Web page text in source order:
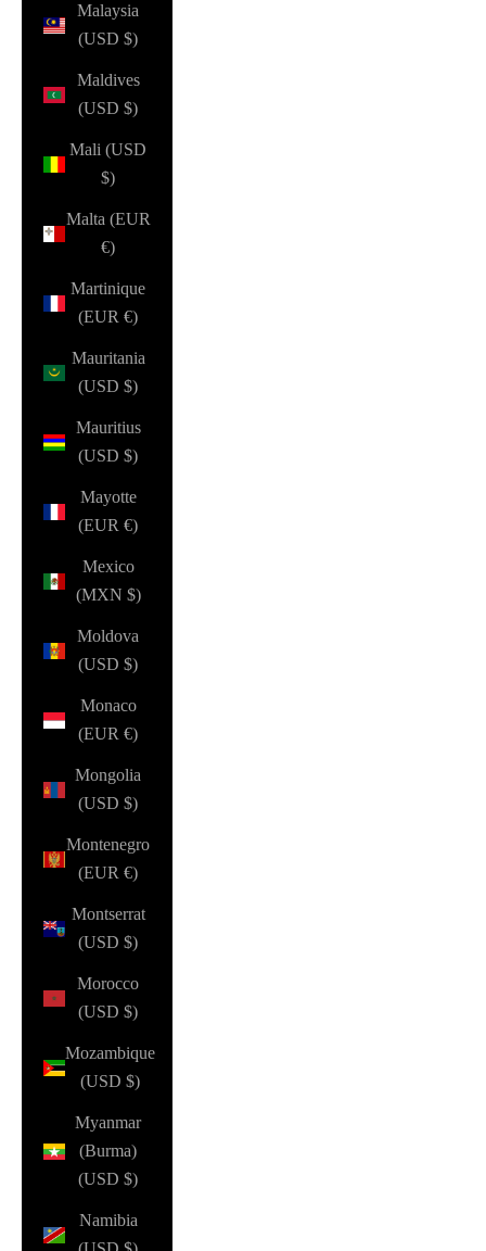
Malaysia
(USD $)
Maldives
(USD $)
Mali (USD
$)
Malta (EUR
€)
Martinique
(EUR €)
Mauritania
(USD $)
Mauritius
(USD $)
Mayotte
(EUR €)
Mexico
(MXN $)
Moldova
(USD $)
Monaco
(EUR €)
Mongolia
(USD $)
Montenegro
(EUR €)
Montserrat
(USD $)
Morocco
(USD $)
Mozambique
(USD $)
Myanmar
(Burma)
(USD $)
Namibia